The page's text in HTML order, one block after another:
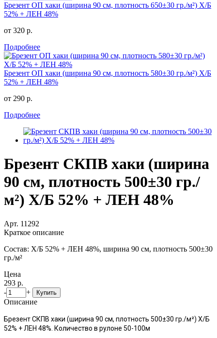
Брезент ОП хаки (ширина 90 см, плотность 650±30 гр./м²) Х/Б
52% + ЛЕН 48%
от 320 р.
Подробнее
Брезент ОП хаки (ширина 90 см, плотность 580±30 гр./м²) Х/Б
52% + ЛЕН 48%
от 290 р.
Подробнее
Брезент СКПВ хаки (ширина
90 см, плотность 500±30 гр./
м²) Х/Б 52% + ЛЕН 48%
Арт. 11292
Краткое описание
Состав: Х/Б 52% + ЛЕН 48%, ширина 90 см, плотность 500±30
гр./м²
Цена
293 р.
-
+ Купить
Описание
Брезент СКПВ хаки (ширина 90 см, плотность 500±30 гр./м²) Х/Б
52% + ЛЕН 48%. Количество в рулоне 50-100м